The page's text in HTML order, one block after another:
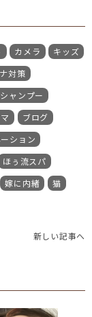
カメラ
キッズ
対策
ャンプー
ブログ
ション
ほぅ流スパ
嫁に内緒
猫
新しい記事へ